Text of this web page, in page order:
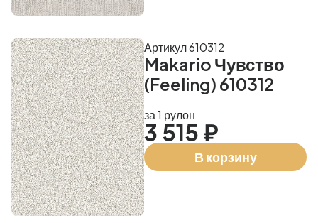
Makario Чувство
(Feeling) 610312
Артикул 610312
за 1 рулон
3 515 ₽
В корзину